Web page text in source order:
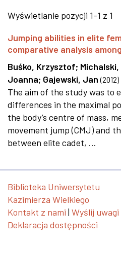
Wyświetlanie pozycji 1-1 z 1
Jumping abilities in elite
comparative analysis
Buśko, Krzysztof;
Joanna; Gajewski, Jan (2012)
The aim of the study was to
differences in the maximal
the body’s centre of mass,
movement jump (CMJ) and
between elite cadet, ...
Biblioteka Uniwersytetu
Kazimierza Wielkiego
Kontakt z nami | Wyślij uwagi
Deklaracja dostępności